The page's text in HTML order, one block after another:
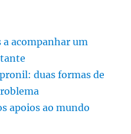
acompanhar um
duas formas de
apoios ao mundo